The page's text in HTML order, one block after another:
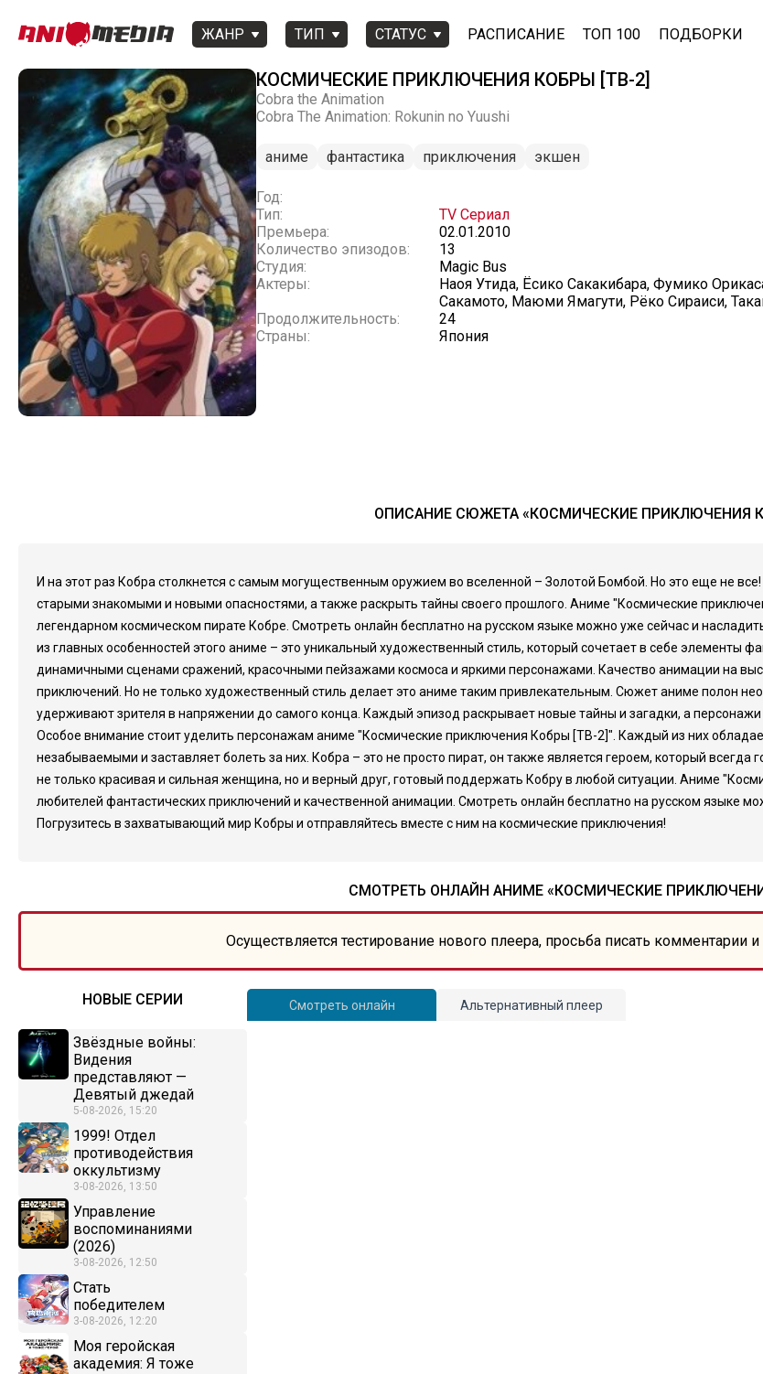
ЖАНР ТИП СТАТУС РАСПИСАНИЕ ТОП 100 ПОДБОРКИ
КОСМИЧЕСКИЕ ПРИКЛЮЧЕНИЯ КОБРЫ [ТВ-2]
Cobra the Animation
Cobra The Animation: Rokunin no Yuushi
аниме фантастика приключения экшен
Год:
Тип:
TV Сериал
Премьера:
02.01.2010
Количество эпизодов:
13
Студия:
Magic Bus
Актеры:
Наоя Утида, Ёсико Сакакибара, Фумико
Сакамото, Маюми Ямагути, Рёко Сираиси,
Продолжительность:
24
Страны:
Япония
ОПИСАНИЕ СЮЖЕТА «КОСМИЧЕСКИЕ ПРИКЛЮЧЕНИЯ
И на этот раз Кобра столкнется с самым могущественным оружием во вселенной – Золотой Бомбой. Но это еще не все!
старыми знакомыми и новыми опасностями, а также раскрыть тайны своего прошлого. Аниме "Космические
легендарном космическом пирате Кобре. Смотреть онлайн бесплатно на русском языке можно уже сейчас и
из главных особенностей этого аниме – это уникальный художественный стиль, который сочетает в себе элементы
динамичными сценами сражений, красочными пейзажами космоса и яркими персонажами. Качество анимации на
приключений. Но не только художественный стиль делает это аниме таким привлекательным. Сюжет аниме полон
удерживают зрителя в напряжении до самого конца. Каждый эпизод раскрывает новые тайны и загадки, а
Особое внимание стоит уделить персонажам аниме "Космические приключения Кобры [ТВ-2]". Каждый из них
незабываемыми и заставляет болеть за них. Кобра – это не просто пират, он также является героем, который всегда
не только красивая и сильная женщина, но и верный друг, готовый поддержать Кобру в любой ситуации. Аниме
любителей фантастических приключений и качественной анимации. Смотреть онлайн бесплатно на русском языке
Погрузитесь в захватывающий мир Кобры и отправляйтесь вместе с ним на космические приключения!
СМОТРЕТЬ ОНЛАЙН АНИМЕ «КОСМИЧЕСКИЕ
Осуществляется тестирование нового плеера, просьба писать комментарии
НОВЫЕ СЕРИИ
Звёздные войны:
Видения
представляют —
Девятый джедай
5-08-2026, 15:20
1999! Отдел
противодействия
оккультизму
3-08-2026, 13:50
Управление
воспоминаниями
(2026)
3-08-2026, 12:50
Стать
победителем
3-08-2026, 12:20
Моя геройская
академия: Я тоже
Смотреть онлайн Альтернативный плеер